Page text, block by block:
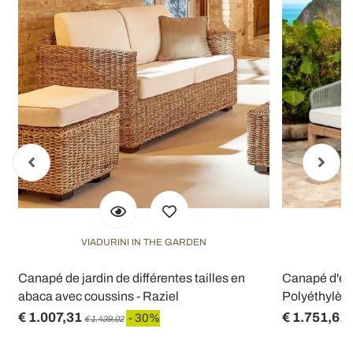
VIADURINI IN THE GARDEN
Canapé de jardin de différentes tailles en
abaca avec coussins - Raziel
€ 1.007,31 € 1.439,02 - 30%
Canapé
€ 1.751,61